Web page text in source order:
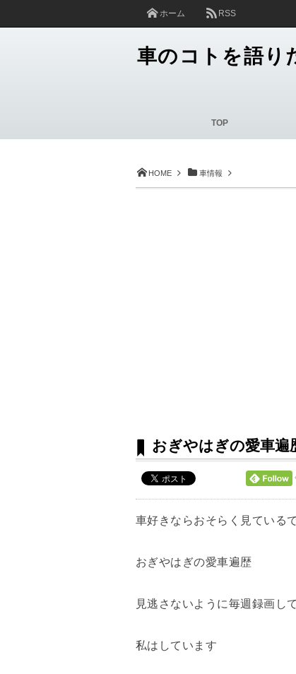
車のコトを語り
HOME 車情報
おぎやはぎの愛車遍
車好きならおそらく見ている
おぎやはぎの愛車遍歴
見逃さないように毎週録画し
私はしています
ホーム RSS
TOP